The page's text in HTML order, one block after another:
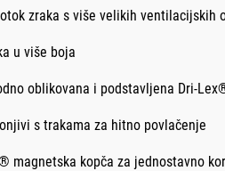
zraka s više velikih ventilacijskih
u više boja
oblikovana i podstavljena Dri-
s trakama za hitno povlačenje
magnetska kopča za jednostavno